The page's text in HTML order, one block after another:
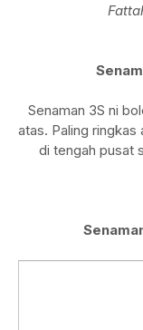
Senaman 3S ni
atas. Paling ringkas
di tengah pusat